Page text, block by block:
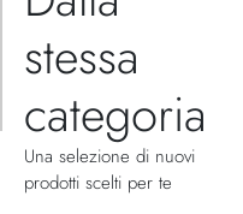
stessa
categoria
Una selezione di nuovi
prodotti scelti per te